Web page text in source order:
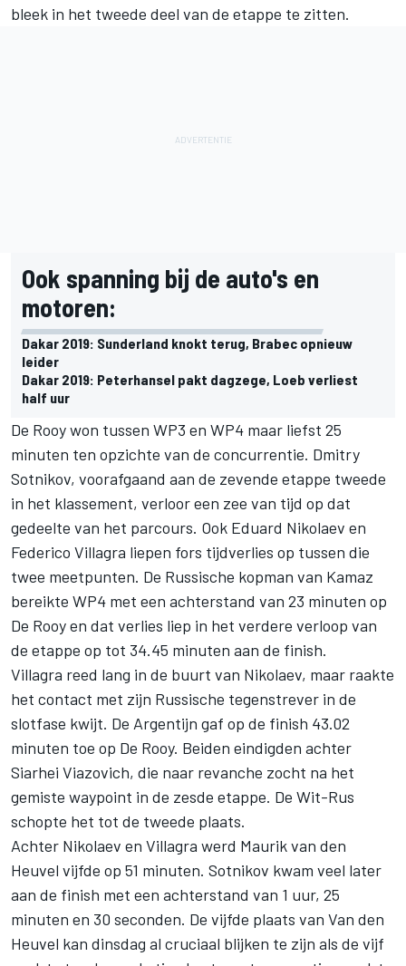
bleek in het tweede deel van de etappe te zitten.
Ook spanning bij de auto's en
motoren:
Dakar 2019: Sunderland knokt terug, Brabec opnieuw
leider
Dakar 2019: Peterhansel pakt dagzege, Loeb verliest
half uur
De Rooy won tussen WP3 en WP4 maar liefst 25
minuten ten opzichte van de concurrentie. Dmitry
Sotnikov, voorafgaand aan de zevende etappe tweede
in het klassement, verloor een zee van tijd op dat
gedeelte van het parcours. Ook Eduard Nikolaev en
Federico Villagra liepen fors tijdverlies op tussen die
twee meetpunten. De Russische kopman van Kamaz
bereikte WP4 met een achterstand van 23 minuten op
De Rooy en dat verlies liep in het verdere verloop van
de etappe op tot 34.45 minuten aan de finish.
Villagra reed lang in de buurt van Nikolaev, maar raakte
het contact met zijn Russische tegenstrever in de
slotfase kwijt. De Argentijn gaf op de finish 43.02
minuten toe op De Rooy. Beiden eindigden achter
Siarhei Viazovich, die naar revanche zocht na het
gemiste waypoint in de zesde etappe. De Wit-Rus
schopte het tot de tweede plaats.
Achter Nikolaev en Villagra werd Maurik van den
Heuvel vijfde op 51 minuten. Sotnikov kwam veel later
aan de finish met een achterstand van 1 uur, 25
minuten en 30 seconden. De vijfde plaats van Van den
Heuvel kan dinsdag al cruciaal blijken te zijn als de vijf